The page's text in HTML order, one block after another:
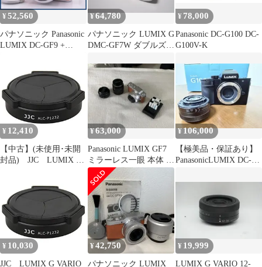
¥52,560
パナソニック Panasonic
LUMIX DC-GF9 +
O.I.S. 前キャップ付 同
梱無料 #am9026
¥64,780
パナソニック LUMIX G
DMC-GF7W ダブルズー
¥ 78,000
Panasonic DC-G100 DC-
G100V-K
¥ 12,410
【中古】(未使用･未開
封品) JJC LUMIX G
キャップ ALC-P1232
v1yptgt
¥63,000
Panasonic LUMIX GF7
ミラーレス一眼 本体 レ
ン3 本付
¥106,000
【極美品・保証あり】
PanasonicLUMIX DC-
¥ 10,030
JJC LUMIX G VARIO
¥42,750
パナソニック LUMIX
¥ 19,999
LUMIX G VARIO 12-